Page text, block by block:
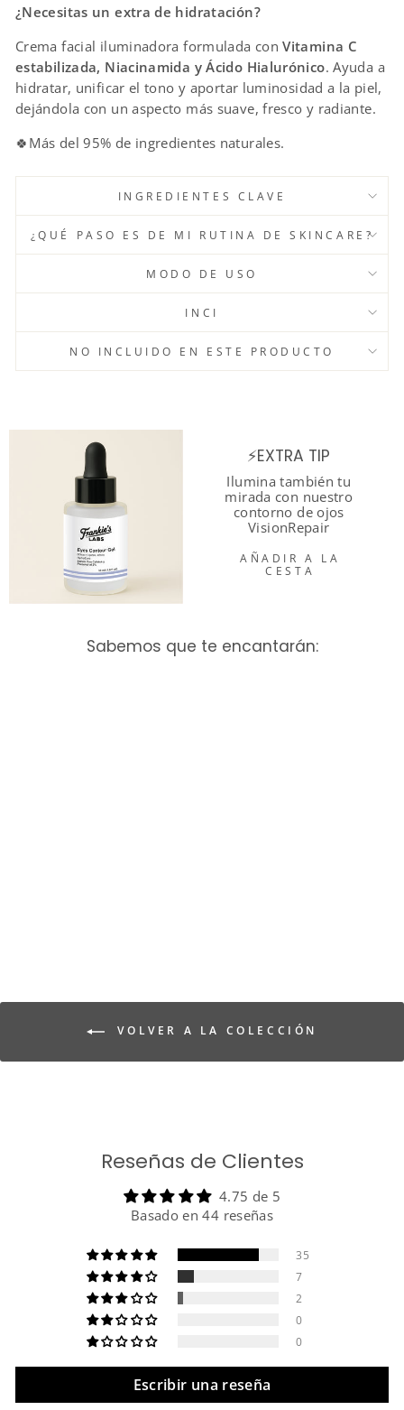
¿Necesitas un extra de hidratación?
Crema facial iluminadora formulada conVitamina C
estabilizada, Niacinamida y Ácido Hialurónico. Ayuda a
hidratar, unificar el tono y aportar luminosidad a la piel,
dejándola con un aspecto más suave, fresco y radiante.
🍀Más del 95% de ingredientes naturales.
INGREDIENTES CLAVE
¿QUÉ PASO ES DE MI RUTINA DE SKINCARE?
MODO DE USO
INCI
NO INCLUIDO EN ESTE PRODUCTO
⚡EXTRA TIP
Ilumina también tu
mirada con nuestro
contorno de ojos
VisionRepair
AÑADIR A LA
CESTA
Sabemos que te encantarán:
VOLVER A LA COLECCIÓN
Reseñas de Clientes
4.75 de 5
Basado en 44 reseñas
35
7
2
0
0
Escribir una reseña